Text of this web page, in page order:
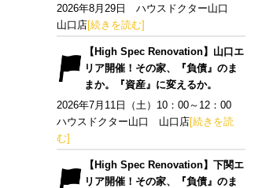
2026年8月29日 ハウスドクター山口
山口店[続きを読む]
【High Spec Renovation】山口エ
リア開催！その家、『負債』のま
まか。『資産』に変えるか。
2026年7月11日（土）10：00～12：00
ハウスドクター山口 山口店[続きを読
む]
【High Spec Renovation】下関エ
リア開催！その家、『負債』のま